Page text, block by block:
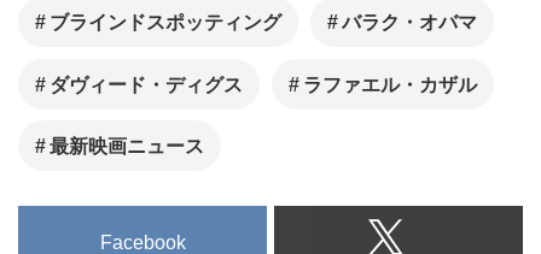
ブラインドスポッティング バラク・オバマ
ダヴィード・ディグス ラファエル・カザル
最新映画ニュース
Facebook